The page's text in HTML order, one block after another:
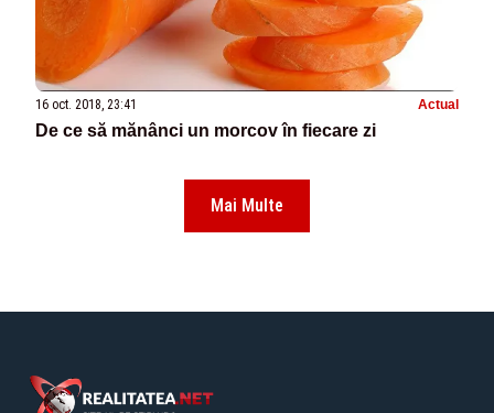
16 oct. 2018, 23:41 Actual
De ce să mănânci un morcov în fiecare zi
Mai Multe